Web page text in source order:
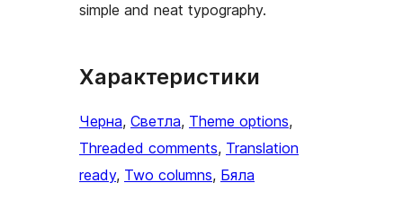
simple and neat typography.
Характеристики
Черна, Светла, Theme options
Threaded comments, Translation
ready, Two columns, Бяла